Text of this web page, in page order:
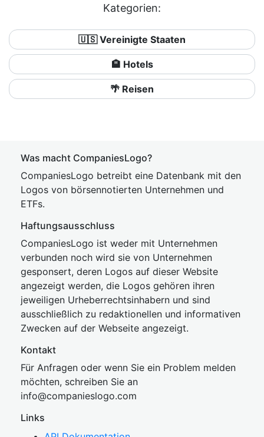
Kategorien:
🇺🇸 Vereinigte Staaten
🏨 Hotels
🌴 Reisen
Was macht CompaniesLogo?
CompaniesLogo betreibt eine Datenbank mit den
Logos von börsennotierten Unternehmen und
ETFs.
Haftungsausschluss
CompaniesLogo ist weder mit Unternehmen
verbunden noch wird sie von Unternehmen
gesponsert, deren Logos auf dieser Website
angezeigt werden, die Logos gehören ihren
jeweiligen Urheberrechtsinhabern und sind
ausschließlich zu redaktionellen und informativen
Zwecken auf der Webseite angezeigt.
Kontakt
Für Anfragen oder wenn Sie ein Problem melden
möchten, schreiben Sie an
info@companieslogo.com
Links